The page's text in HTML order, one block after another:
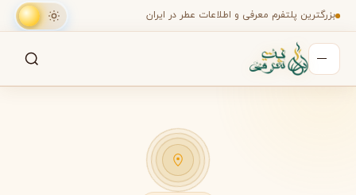
بزرگترین پلتفرم معرفی و اطلاعات عطر در ایران